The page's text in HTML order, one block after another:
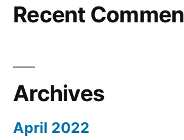
Recent
Archives
April 2022